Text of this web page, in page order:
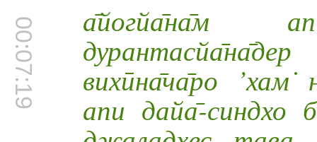
00:07:19 а̄йогйа̄на̄м
вихӣна̄ча̄ро ’хам̇
апи дайа̄-синдхо